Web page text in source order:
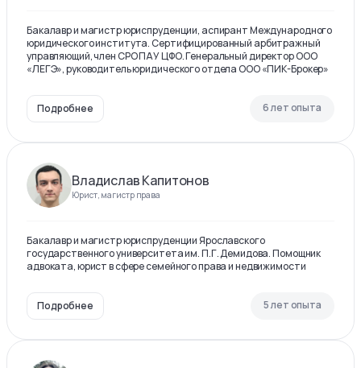
Бакалавр и магистр юриспруденции, аспирант Международного
юридического института. Сертифицированный арбитражный
управляющий, член СРО ПАУ ЦФО. Генеральный директор ООО
«ЛЕГЭ», руководитель юридического отдела ООО «ПИК-Брокер»
Подробнее 6 лет опыта
Владислав Капитонов
Юрист, магистр права
Бакалавр и магистр юриспруденции Ярославского
государственного университета им. П.Г. Демидова. Помощник
адвоката, юрист в сфере семейного права и недвижимости
Подробнее 5 лет опыта